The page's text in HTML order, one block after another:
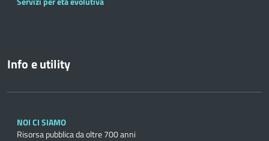
Info e utility
NOI CI SIAMO
Risorsa pubblica da oltre 700 anni